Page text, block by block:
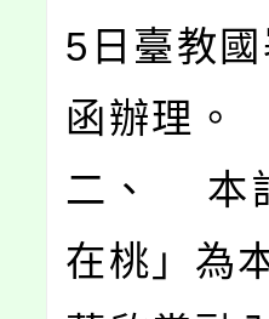
5日臺教
函辦理。
二、 本
在桃」為